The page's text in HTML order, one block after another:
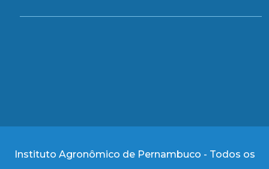
Instituto Agronômico de Pernambuco - Todos os